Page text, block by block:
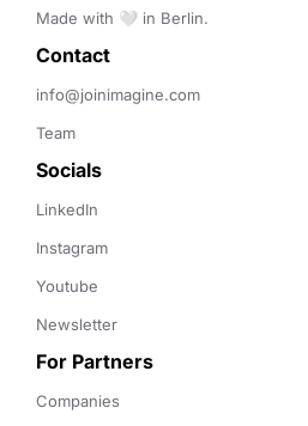
Made with 🤍 in Berlin.
Contact
info@joinimagine.com
Team
Socials
LinkedIn
Instagram
Youtube
Newsletter
For Partners
Companies